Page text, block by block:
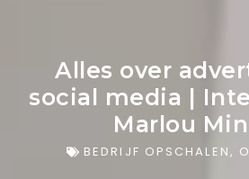
Alles over
social media |
Marlou
BEDRIJF OPSCHALEN,